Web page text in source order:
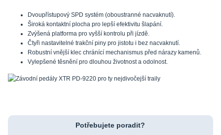
Dvoupřístupový SPD systém (oboustranné nacvaknutí).
Široká kontaktní plocha pro lepší efektivitu šlapání.
Zvýšená platforma pro vyšší kontrolu při jízdě.
Čtyři nastavitelné trakční piny pro jistotu i bez nacvaknutí.
Robustní vnější klec chránící mechanismus před nárazy kamenů.
Vylepšené těsnění pro dlouhou životnost a odolnost.
Potřebujete poradit?